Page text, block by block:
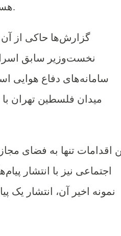
هسته‌ای تهران بدون توجه به رفتارهای گسترده‌تر آن کوتاه بیاید.
گزارش‌ها حاکی از آن
نخست‌وزیر سابق
سامانه‌های دفاع هوایی
میدان فلسطین تهران با
اقدامات تنها به فضای
اجتماعی نیز با انتشار
نمونه اخیر آن، انتشار